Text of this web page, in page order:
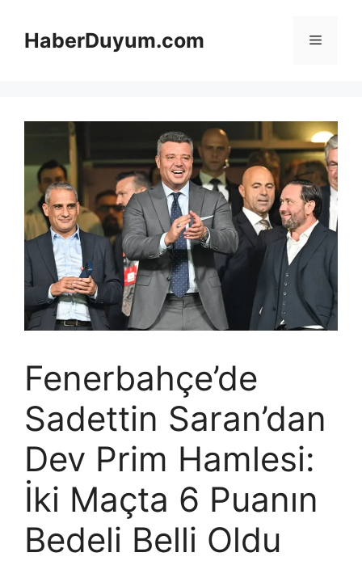
HaberDuyum.com Menü
Fenerbahçe’de
Sadettin Saran’dan
Dev Prim Hamlesi:
İki Maçta 6 Puanın
Bedeli Belli Oldu